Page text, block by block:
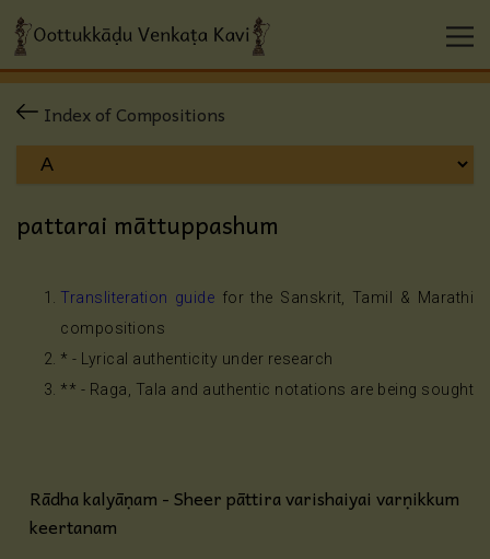
Index of Compositions
pattarai māttuppashum
Transliteration guide for the Sanskrit, Tamil & Marathi
compositions
* - Lyrical authenticity under research
** - Raga, Tala and authentic notations are being sought
Rādha kalyāṇam - Sheer pāttira varishaiyai varṇikkum
keertanam